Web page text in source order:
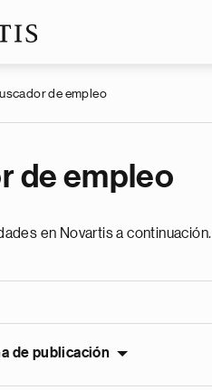
de empleo
de empleo
en Novartis a continuación.
de publicación